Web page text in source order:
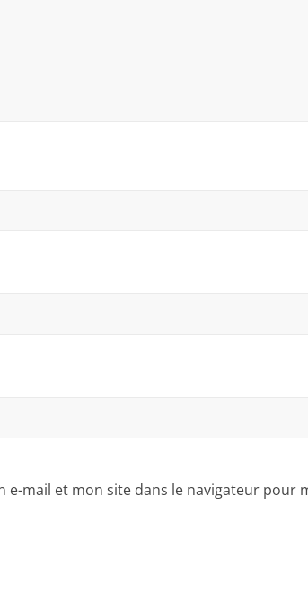
e-mail et mon site dans le navigateur pour